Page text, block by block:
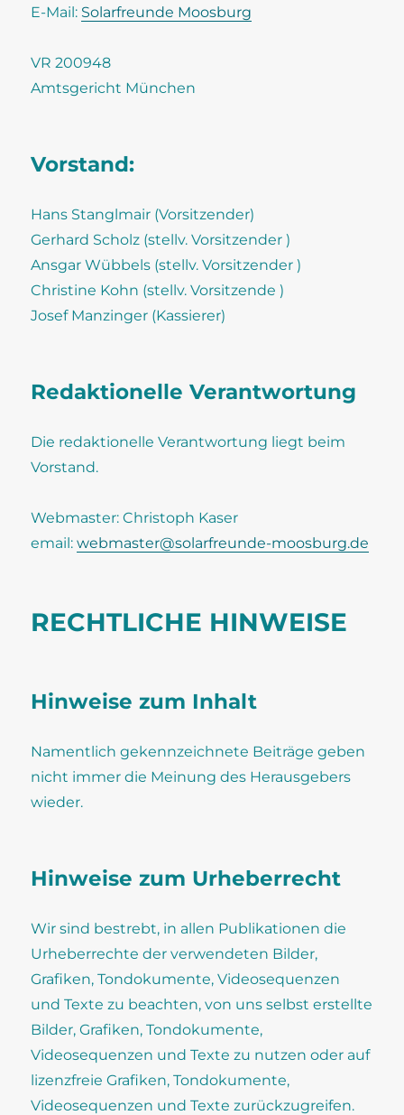
E-Mail: Solarfreunde Moosburg
VR 200948
Amtsgericht München
Vorstand:
Hans Stanglmair (Vorsitzender)
Gerhard Scholz (stellv. Vorsitzender )
Ansgar Wübbels (stellv. Vorsitzender )
Christine Kohn (stellv. Vorsitzende )
Josef Manzinger (Kassierer)
Redaktionelle Verantwortung
Die redaktionelle Verantwortung liegt beim
Vorstand.
Webmaster: Christoph Kaser
email:webmaster@solarfreunde-moosburg.de
RECHTLICHE HINWEISE
Hinweise zum Inhalt
Namentlich gekennzeichnete Beiträge geben
nicht immer die Meinung des Herausgebers
wieder.
Hinweise zum Urheberrecht
Wir sind bestrebt, in allen Publikationen die
Urheberrechte der verwendeten Bilder,
Grafiken, Tondokumente, Videosequenzen
und Texte zu beachten, von uns selbst erstellte
Bilder, Grafiken, Tondokumente,
Videosequenzen und Texte zu nutzen oder auf
lizenzfreie Grafiken, Tondokumente,
Videosequenzen und Texte zurückzugreifen.